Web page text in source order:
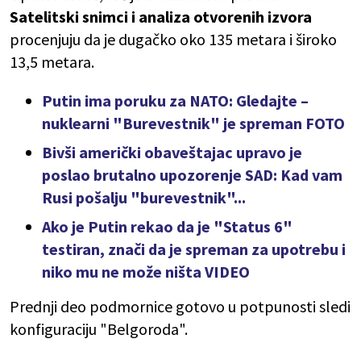
Satelitski snimci i analiza otvorenih izvora
procenjuju da je dugačko oko 135 metara i široko
13,5 metara.
Putin ima poruku za NATO: Gledajte –
nuklearni "Burevestnik" je spreman FOTO
Bivši američki obaveštajac upravo je
poslao brutalno upozorenje SAD: Kad vam
Rusi pošalju "burevestnik"...
Ako je Putin rekao da je "Status 6"
testiran, znači da je spreman za upotrebu i
niko mu ne može ništa VIDEO
Prednji deo podmornice gotovo u potpunosti sledi
konfiguraciju "Belgoroda".